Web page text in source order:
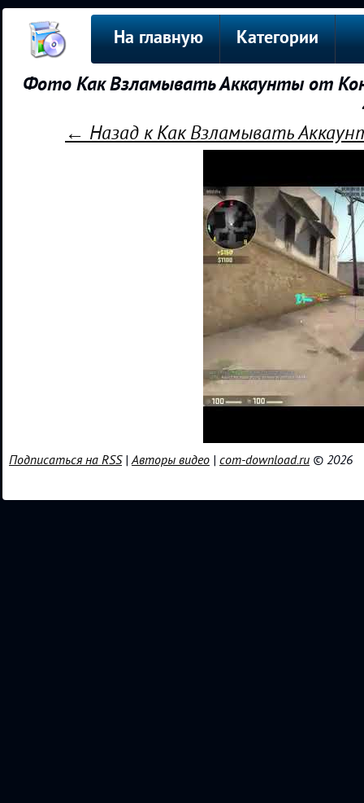
На главную Категории
Фото Как Взламывать Аккаунты от
← Назад к Как Взламывать
Подписаться на RSS|Авторы видео | com-download.ru © 2026